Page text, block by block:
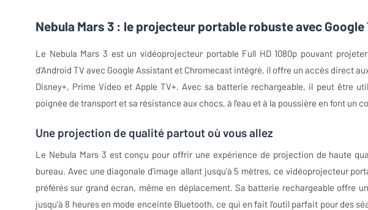
Nebula Mars 3 : le projecteur portable robuste avec Google
Le Nebula Mars 3 est un vidéoprojecteur portable Full HD 1080p pouvant
d'Android TV avec Google Assistant et Chromecast intégré, il offre un accès direct
Disney+, Prime Video et Apple TV+. Avec sa batterie rechargeable, il peut être
poignée de transport et sa résistance aux chocs, à l'eau et à la poussière en font un
Une projection de qualité partout où vous allez
Le Nebula Mars 3 est conçu pour offrir une expérience de projection de haute
bureau. Avec une diagonale d'image allant jusqu'à 5 mètres, ce vidéoprojecteur
préférés sur grand écran, même en déplacement. Sa batterie rechargeable offre
jusqu'à 8 heures en mode enceinte Bluetooth, ce qui en fait l'outil parfait pour des